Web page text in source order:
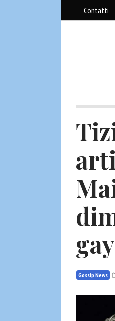
Contatti
Gossip News